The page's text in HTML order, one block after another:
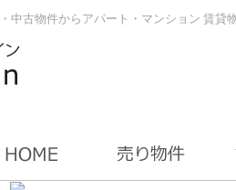
中古物件からアパート・マンション 賃貸